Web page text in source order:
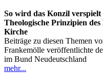
So wird das Konzil verspielt
Theologische Prinzipien
Kirche
Beiträge zu diesen Themen
Frankemölle veröffentlichte
im Bund Neudeutschland
mehr...